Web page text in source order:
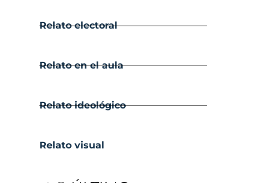
Relato electoral
Relato en el aula
Relato ideológico
Relato visual